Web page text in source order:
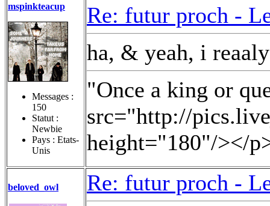
mspinkteacup
Messages :
150
Statut :
Newbie
Pays : Etats-
Unis
Re: futur proch -
ha, & yeah, i
"Once a king or
src="http://
height="180"/></
beloved_owl Re: futur proch -